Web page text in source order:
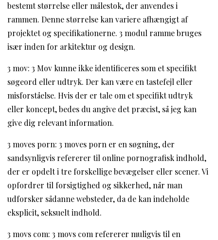
bestemt størrelse eller målestok, der anvendes i
rammen. Denne størrelse kan variere afhængigt af
projektet og specifikationerne. 3 modul ramme bruges
især inden for arkitektur og design.
3 mov: 3 Mov kunne ikke identificeres som et specifikt
søgeord eller udtryk. Der kan være en tastefejl eller
misforståelse. Hvis der er tale om et specifikt udtryk
eller koncept, bedes du angive det præcist, så jeg kan
give dig relevant information.
3 moves porn: 3 moves porn er en søgning, der
sandsynligvis refererer til online pornografisk indhold,
der er opdelt i tre forskellige bevægelser eller scener. Vi
opfordrer til forsigtighed og sikkerhed, når man
udforsker sådanne websteder, da de kan indeholde
eksplicit, seksuelt indhold.
3 movs com: 3 movs com refererer muligvis til en